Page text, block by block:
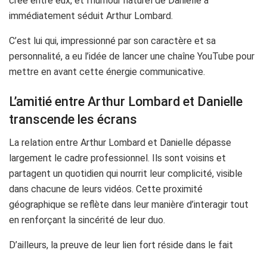
immédiatement séduit Arthur Lombard.
C’est lui qui, impressionné par son caractère et sa
personnalité, a eu l’idée de lancer une chaîne YouTube pour
mettre en avant cette énergie communicative.
L’amitié entre Arthur Lombard et Danielle
transcende les écrans
La relation entre Arthur Lombard et Danielle dépasse
largement le cadre professionnel. Ils sont voisins et
partagent un quotidien qui nourrit leur complicité, visible
dans chacune de leurs vidéos. Cette proximité
géographique se reflète dans leur manière d’interagir tout
en renforçant la sincérité de leur duo.
D’ailleurs, la preuve de leur lien fort réside dans le fait